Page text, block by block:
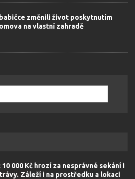
změnili život poskytnutím
na vlastní zahradě
10 000 Kč hrozí za nesprávné sekání i
Záleží i na prostředku a lokaci